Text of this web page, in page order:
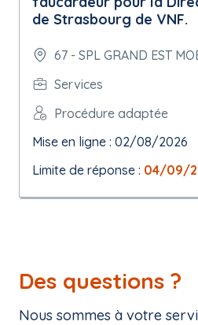
de Strasbourg de VNF.
67 - SPL GRAND EST
Services
Procédure adaptée
Mise en ligne : 02/08/2026
Limite de réponse : 04/09/
Des questions ?
Nous sommes à votre